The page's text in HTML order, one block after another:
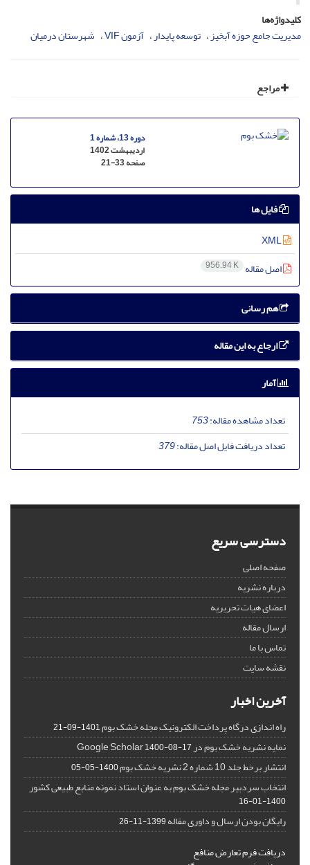
کلیدواژه‌ها
مدیریت جامع حوزه آبخیز توسعه پایدار آزمون VIF شهرستان درمیان
مراجع
دوره 13، شماره 1
اردیبهشت 1402
صفحه21-33
فایل ها
اصل مقاله 956.94 K
هم رسانی
ارجاع به این مقاله
آمار
تعداد مشاهده مقاله:753
تعداد دریافت فایل اصل مقاله:379
دسترسی سریع
صفحه اصلی
درباره نشریه
اعضای هیات تحریریه
ارسال مقاله
تماس با ما
نقشه سایت
آخرین اخبار
راه اندازی درگاه پرداخت الکترونیک مجله خشک بوم1401-09-21
نمایه نشریه خشک بوم در Google Scholar1400-08-17
انتشار برخط جلد 10 شماره 2 نشریه خشک بوم 1400-05-05
انتخاب سردبیر مجله خشک بوم به عنوان استاد نمونه منابع طبیعی کشور
1400-01-16
رایگان بودن ارسال و داوری مقاله1399-11-26
دریافت فرم تعارض منافع